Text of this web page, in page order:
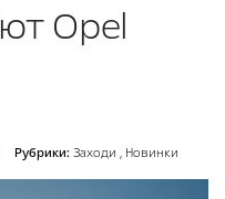
Opel
Рубрики: Заходи , Новинки